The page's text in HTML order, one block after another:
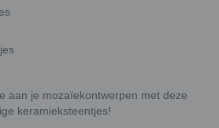
aan je mozaïekontwerpen met deze
keramieksteentjes!